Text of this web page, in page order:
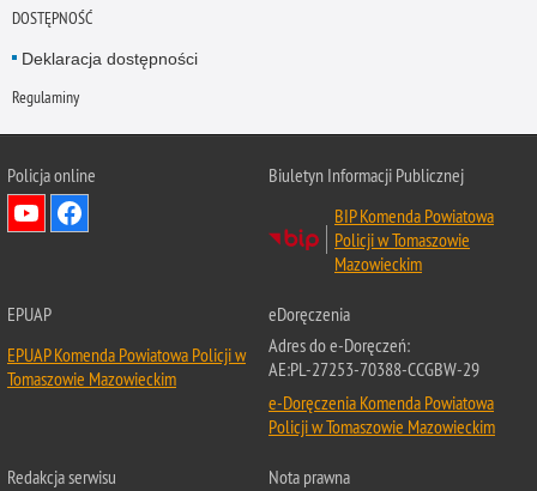
DOSTĘPNOŚĆ
Deklaracja dostępności
Regulaminy
Policja online
Biuletyn Informacji Publicznej
BIP Komenda Powiatowa
Policji w Tomaszowie
Mazowieckim
EPUAP
EPUAP Komenda Powiatowa Policji w
Tomaszowie Mazowieckim
eDoręczenia
Adres do e-Doręczeń:
AE:PL-27253-70388-CCGBW-29
e-Doręczenia Komenda Powiatowa
Policji w Tomaszowie Mazowieckim
Redakcja serwisu Nota prawna